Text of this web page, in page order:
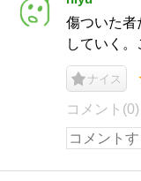
傷ついた者
していく。
ナイス
コメント(0)